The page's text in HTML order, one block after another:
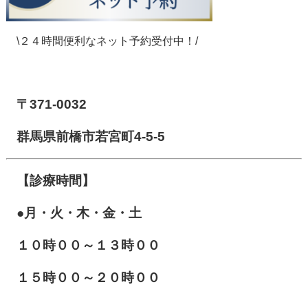
\２４時間便利なネット予約受付中！/
〒371-0032
群馬県前橋市若宮町4-5-5
【診療時間】
●月・火・木・金・土
１０ 時００～１３時００
１５時００～２０時００